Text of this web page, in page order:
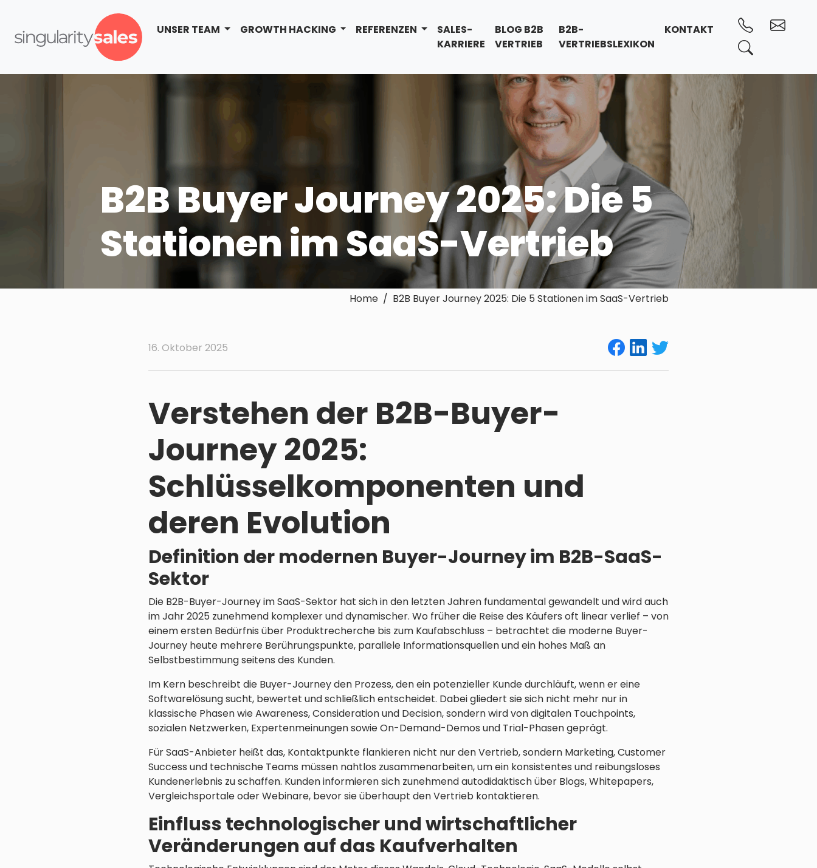
UNSER TEAM GROWTH HACKING REFERENZEN
SALES-
KARRIERE
BLOG B2B
VERTRIEB
B2B-
VERTRIEBSLEXIKON
KONTAKT
B2B Buyer Journey 2025: Die 5
Stationen im SaaS-Vertrieb
Home / B2B Buyer Journey 2025: Die 5 Stationen im SaaS-Vertrieb
16. Oktober 2025
Verstehen der B2B-Buyer-
Journey 2025:
Schlüsselkomponenten und
deren Evolution
Definition der modernen Buyer-Journey im B2B-SaaS-
Sektor
Die B2B-Buyer-Journey im SaaS-Sektor hat sich in den letzten Jahren fundamental gewandelt und wird auch
im Jahr 2025 zunehmend komplexer und dynamischer. Wo früher die Reise des Käufers oft linear verlief – von
einem ersten Bedürfnis über Produktrecherche bis zum Kaufabschluss – betrachtet die moderne Buyer-
Journey heute mehrere Berührungspunkte, parallele Informationsquellen und ein hohes Maß an
Selbstbestimmung seitens des Kunden.
Im Kern beschreibt die Buyer-Journey den Prozess, den ein potenzieller Kunde durchläuft, wenn er eine
Softwarelösung sucht, bewertet und schließlich entscheidet. Dabei gliedert sie sich nicht mehr nur in
klassische Phasen wie Awareness, Consideration und Decision, sondern wird von digitalen Touchpoints,
sozialen Netzwerken, Expertenmeinungen sowie On-Demand-Demos und Trial-Phasen geprägt.
Für SaaS-Anbieter heißt das, Kontaktpunkte flankieren nicht nur den Vertrieb, sondern Marketing, Customer
Success und technische Teams müssen nahtlos zusammenarbeiten, um ein konsistentes und reibungsloses
Kundenerlebnis zu schaffen. Kunden informieren sich zunehmend autodidaktisch über Blogs, Whitepapers,
Vergleichsportale oder Webinare, bevor sie überhaupt den Vertrieb kontaktieren.
Einfluss technologischer und wirtschaftlicher
Veränderungen auf das Kaufverhalten